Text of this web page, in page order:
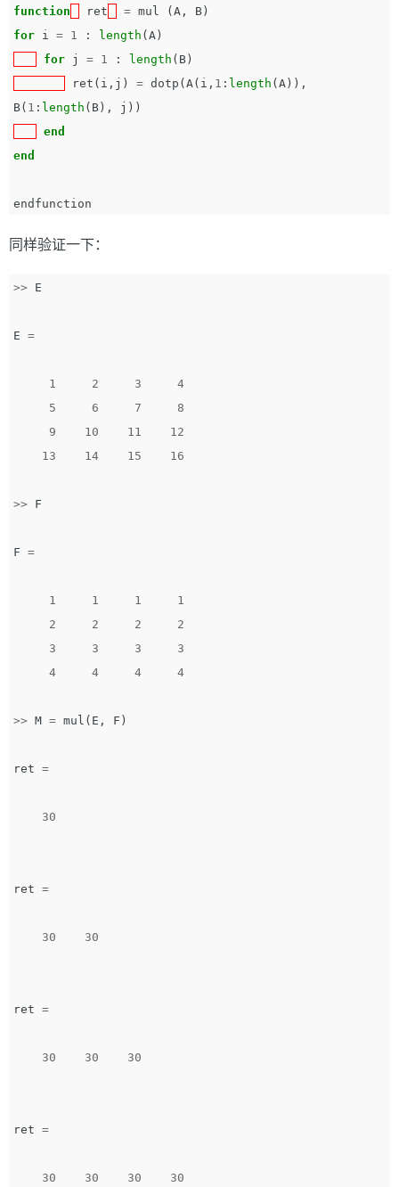
function ret = mul ( A , B )
for i = 1 : length ( A )
for j = 1 : length ( B )
ret ( i , j ) = dotp ( A( i , 1 : length ( A )),
B( 1 : length ( B ), j ))
end
end
endfunction
同样验证一下：
>> E
E =
1 2 3
4
5
6 7
8
9
10 11
12
13
14 15 16
>> F
F =
1 1 1
1
2
2 2
2
3
3 3
3
4
4 4 4
>> M = mul ( E , F )
ret =
30
ret =
30 30
ret =
30 30 30
ret =
30 30 30 30